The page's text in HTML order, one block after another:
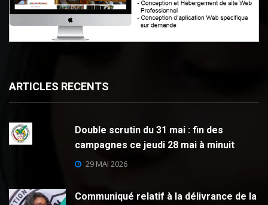
ARTICLES RECENTS
Double scrutin du 31 mai : fin des
campagnes ce jeudi 28 mai à minuit
29 MAI 2026
Communiqué relatif à la délivrance de la